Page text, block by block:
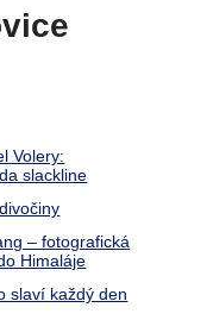
Volery:
slackline
– fotografická
Himaláje
slaví každý den